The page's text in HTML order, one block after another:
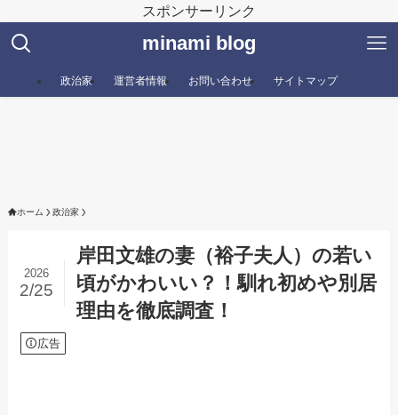
スポンサーリンク
minami blog
政治家 運営者情報 お問い合わせ サイトマップ
ホーム 政治家
岸田文雄の妻（裕子夫人）の若い
頃がかわいい？！馴れ初めや別居
理由を徹底調査！
2026
2/25
広告